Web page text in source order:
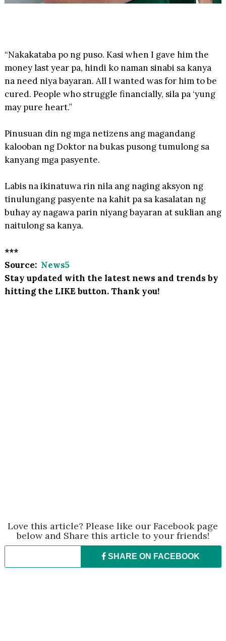
“Nakakataba po ng puso. Kasi when I gave him the
money last year pa, hindi ko naman sinabi sa kanya
na need niya bayaran. All I wanted was for him to be
cured. People who struggle financially, sila pa ‘yung
may pure heart.”
Pinusuan din ng mga netizens ang magandang
kalooban ng Doktor na bukas pusong tumulong sa
kanyang mga pasyente.
Labis na ikinatuwa rin nila ang naging aksyon ng
tinulungang pasyente na kahit pa sa kasalatan ng
buhay ay nagawa parin niyang bayaran at suklian ang
naitulong sa kanya.
***
Source: News5
Stay updated with the latest news and trends by
hitting the LIKE button. Thank you!
Love this article? Please like our Facebook page
below and Share this article to your friends!
SHARE ON FACEBOOK